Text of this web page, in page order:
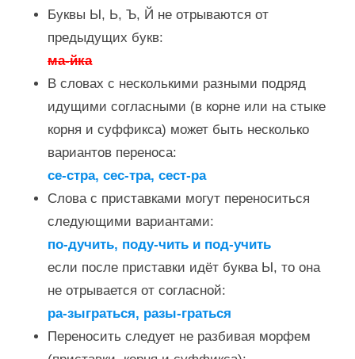
Буквы Ы, Ь, Ъ, Й не отрываются от
предыдущих букв:
ма-йка
В словах с несколькими разными подряд
идущими согласными (в корне или на стыке
корня и суффикса) может быть несколько
вариантов переноса:
се-стра, сес-тра, сест-ра
Слова с приставками могут переноситься
следующими вариантами:
по-дучить, поду-чить и под-учить
если после приставки идёт буква Ы, то она
не отрывается от согласной:
ра-зыграться, разы-граться
Переносить следует не разбивая морфем